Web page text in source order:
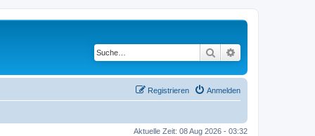
Suche
Anmelden
Registrieren
Aktuelle Zeit: 08 Aug 2026 - 03:32